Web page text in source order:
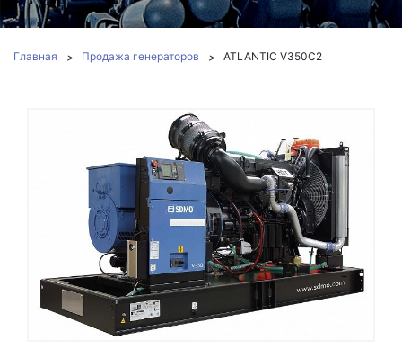
Главная Продажа генераторов ATLANTIC V350C2